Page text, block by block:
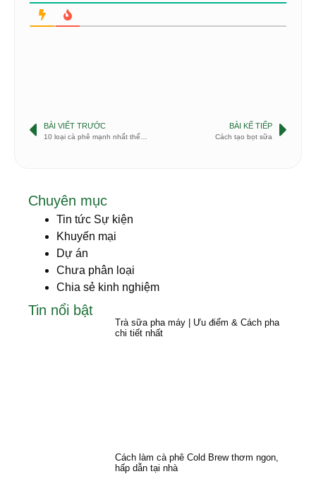
BÀI VIẾT TRƯỚC
10 loại cà phê mạnh nhất thế giới
BÀI KẾ TIẾP
Cách tạo bọt sữa
Chuyên mục
Tin tức Sự kiện
Khuyến mại
Dự án
Chưa phân loại
Chia sẻ kinh nghiệm
Tin nổi bật
Trà sữa pha máy | Ưu điểm & Cách pha
chi tiết nhất
Cách làm cà phê Cold Brew thơm ngon,
hấp dẫn tại nhà